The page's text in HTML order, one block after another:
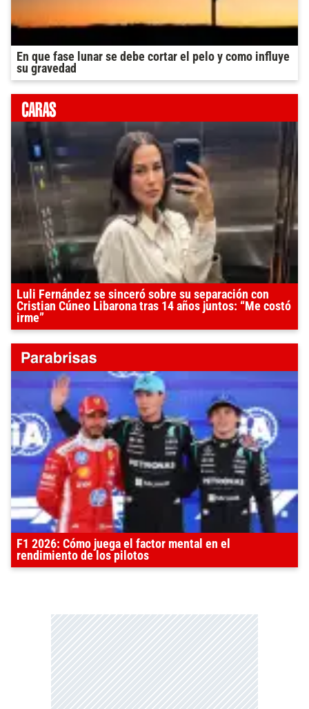
En que fase lunar se debe cortar el pelo y como influye
su gravedad
Luli Fernández se sinceró sobre su separación con
Cristian Cúneo Libarona tras 14 años juntos: “Me costó
irme”
F1 2026: Cómo juega el factor mental en el
rendimiento de los pilotos